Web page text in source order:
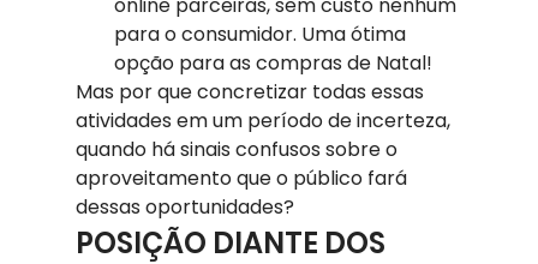
para o consumidor. Uma ótima
opção para as compras de Natal!
Mas por que concretizar todas essas
atividades em um período de incerteza,
quando há sinais confusos sobre o
aproveitamento que o público fará
dessas oportunidades?
POSIÇÃO DIANTE DOS